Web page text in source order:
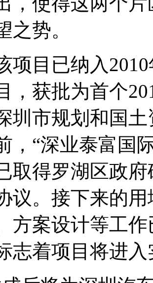
之势。
项目已纳入
，获批为首个
圳市规划和国
，“深业泰富国
取得罗湖区政
议。接下来的
方案设计等工
志着项目将进